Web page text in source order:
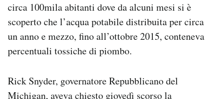
AREA PERSONALE
Area Personale
Newsletter
Notifiche mobile
Hai bisogno di aiuto?
circa 100mila abitanti dove da alcuni mesi si è
scoperto che l’acqua potabile distribuita per circa
un anno e mezzo, fino all’ottobre 2015, conteneva
percentuali tossiche di piombo.
Rick Snyder, governatore Repubblicano del
Michigan, aveva chiesto giovedì scorso la